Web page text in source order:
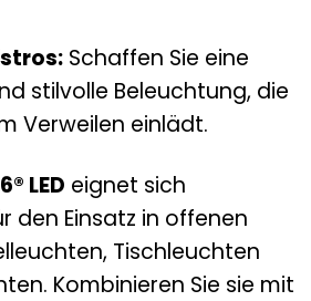
Schaffen Sie eine
stilvolle Beleuchtung, die
Verweilen einlädt.
LED eignet sich
den Einsatz in offenen
Tischleuchten
Kombinieren Sie sie mit